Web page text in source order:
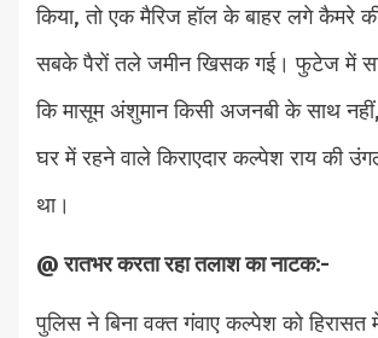
किया, तो एक मैरिज हॉल के बाहर लगे
सबके पैरों तले जमीन खिसक गई। फुटेज में
कि मासूम अंशुमान किसी अजनबी के साथ
घर में रहने वाले किराएदार कल्पेश राय की
था।
@ रातभर करता रहा तलाश का नाटक:-
पुलिस ने बिना वक्त गंवाए कल्पेश को हिरासत